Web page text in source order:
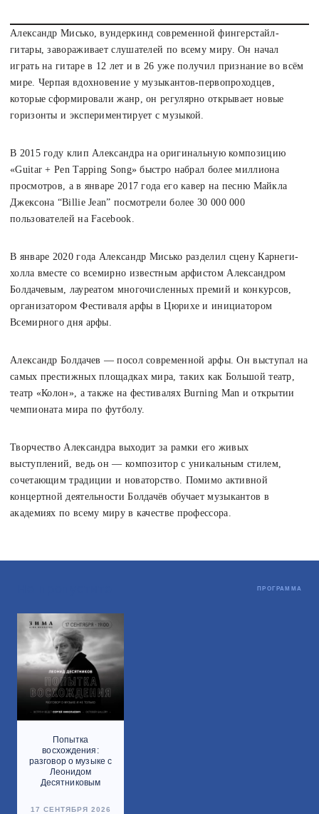
Александр Мисько, вундеркинд современной фингерстайл-
гитары, завораживает слушателей по всему миру. Он начал
играть на гитаре в 12 лет и в 26 уже получил признание во всём
мире. Черпая вдохновение у музыкантов-первопроходцев,
которые сформировали жанр, он регулярно открывает новые
горизонты и экспериментирует с музыкой.
В 2015 году клип Александра на оригинальную композицию
«Guitar + Pen Tapping Song» быстро набрал более миллиона
просмотров, а в январе 2017 года его кавер на песню Майкла
Джексона “Billie Jean” посмотрели более 30 000 000
пользователей на Facebook.
В январе 2020 года Александр Мисько разделил сцену Карнеги-
холла вместе со всемирно известным арфистом Александром
Болдачевым, лауреатом многочисленных премий и конкурсов,
организатором Фестиваля арфы в Цюрихе и инициатором
Всемирного дня арфы.
Александр Болдачев — посол современной арфы. Он выступал на
самых престижных площадках мира, таких как Большой театр,
театр «Колон», а также на фестивалях Burning Man и открытии
чемпионата мира по футболу.
Творчество Александра выходит за рамки его живых
выступлений, ведь он — композитор с уникальным стилем,
сочетающим традиции и новаторство. Помимо активной
концертной деятельности Болдачёв обучает музыкантов в
академиях по всему миру в качестве профессора.
ПРОГРАММА
Попытка
восхождения:
разговор о музыке с
Леонидом
Десятниковым
17 СЕНТЯБРЯ 2026